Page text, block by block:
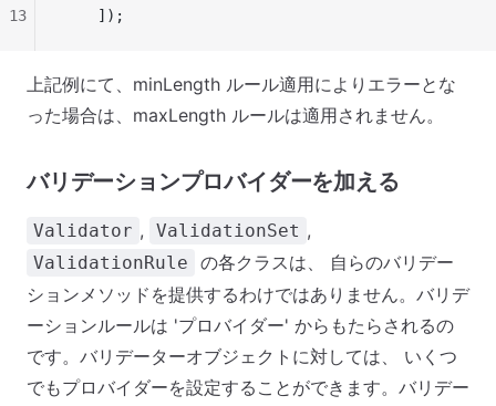
    ]);
13
上記例にて、minLength ルール適用によりエラーとな
った場合は、maxLength ルールは適用されません。
バリデーションプロバイダーを加える
Validator , ValidationSet ,
ValidationRule
の各クラスは、 自らのバリデー
ションメソッドを提供するわけではありません。バリデ
ーションルールは 'プロバイダー' からもたらされるの
です。バリデーターオブジェクトに対しては、 いくつ
でもプロバイダーを設定することができます。バリデー